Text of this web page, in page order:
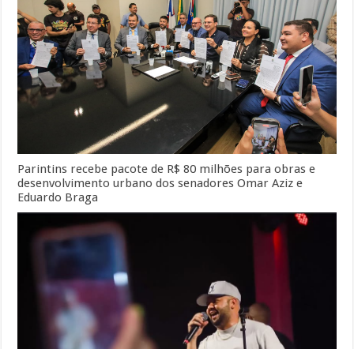
Parintins recebe pacote de R$ 80 milhões para obras e
desenvolvimento urbano dos senadores Omar Aziz e
Eduardo Braga